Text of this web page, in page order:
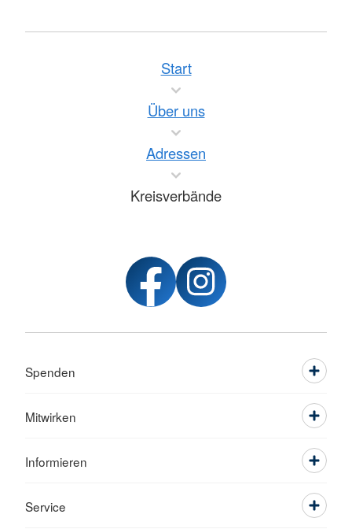
Start
Über uns
Adressen
Kreisverbände
Spenden
Mitwirken
Informieren
Service